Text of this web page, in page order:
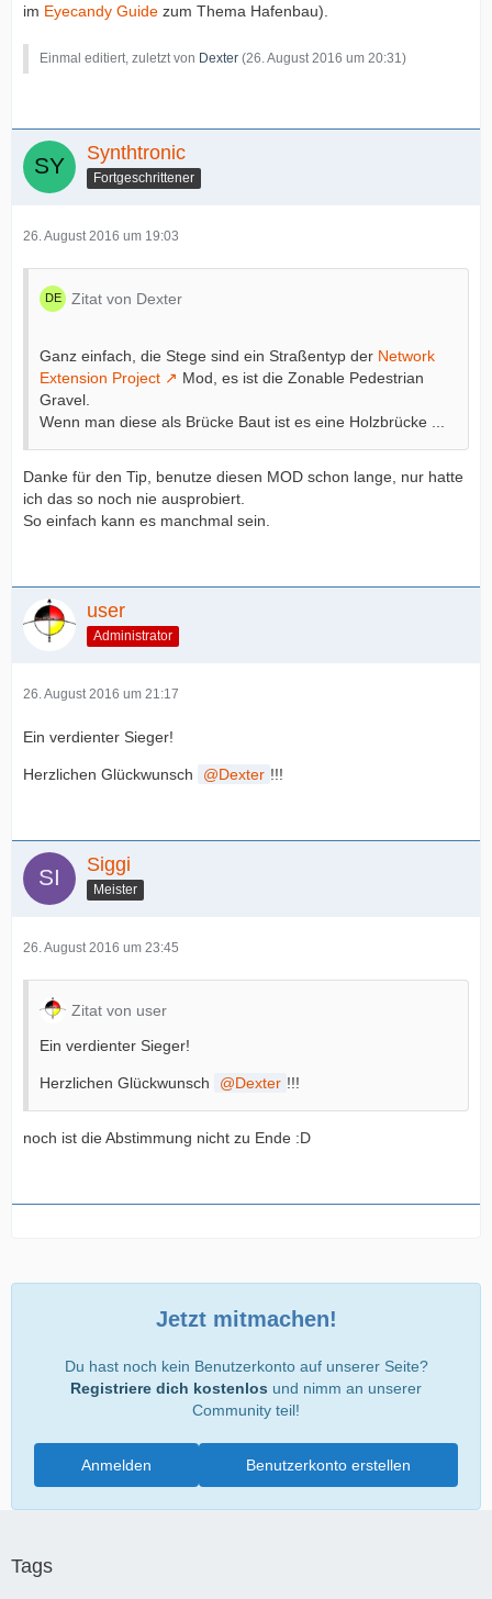
im Eyecandy Guide zum Thema Hafenbau).
Einmal editiert, zuletzt von Dexter (26. August 2016 um 20:31)
Synthtronic
Fortgeschrittener
26. August 2016 um 19:03
Zitat von Dexter
Ganz einfach, die Stege sind ein Straßentyp der Network
Extension Project
Mod, es ist die Zonable Pedestrian
Gravel.
Wenn man diese als Brücke Baut ist es eine Holzbrücke ...
Danke für den Tip, benutze diesen MOD schon lange, nur hatte
ich das so noch nie ausprobiert.
So einfach kann es manchmal sein.
user
Administrator
26. August 2016 um 21:17
Ein verdienter Sieger!
Herzlichen Glückwunsch Dexter !!!
Siggi
Meister
26. August 2016 um 23:45
Zitat von user
Ein verdienter Sieger!
Herzlichen Glückwunsch Dexter !!!
noch ist die Abstimmung nicht zu Ende :D
Jetzt mitmachen!
Du hast noch kein Benutzerkonto auf unserer Seite?
Registriere dich kostenlos und nimm an unserer
Community teil!
Benutzerkonto erstellen
Anmelden
Tags